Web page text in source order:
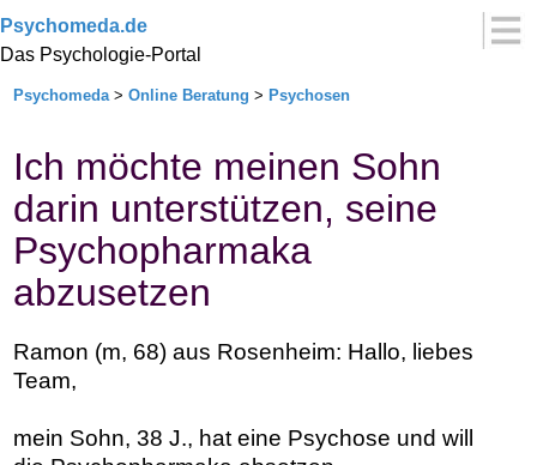
Psychomeda.de
Das Psychologie-Portal
Psychomeda>Online Beratung > Psychosen
Ich möchte meinen Sohn
darin unterstützen, seine
Psychopharmaka
abzusetzen
Ramon (m, 68) aus Rosenheim: Hallo, liebes
Team,
mein Sohn, 38 J., hat eine Psychose und will